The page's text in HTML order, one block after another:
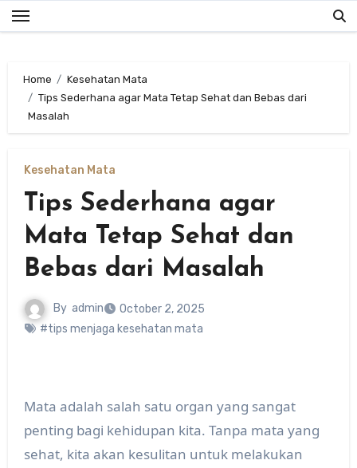
Skip
to
Home
Kesehatan Mata
Tips Sederhana agar Mata Tetap Sehat dan Bebas dari
Masalah
Kesehatan Mata
Tips Sederhana agar
Mata Tetap Sehat dan
Bebas dari Masalah
By admin
October 2, 2025
#tips menjaga kesehatan mata
Mata adalah salah satu organ yang sangat
penting bagi kehidupan kita. Tanpa mata yang
sehat, kita akan kesulitan untuk melakukan